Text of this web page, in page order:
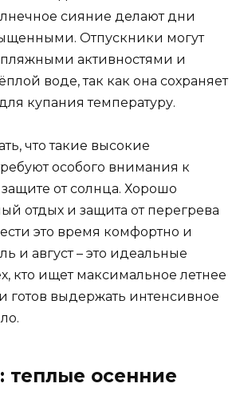
сияние делают дни
Отпускники могут
пляжными активностями и
воде, так как она сохраняет
купания температуру.
что такие высокие
особого внимания к
от солнца. Хорошо
отдых и защита от перегрева
это время комфортно и
и август – это идеальные
кто ищет максимальное летнее
готов выдержать интенсивное
теплые осенние